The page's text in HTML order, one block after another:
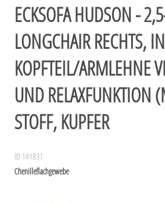
ECKSOFA HUDSON -
LONGCHAIR RECHTS,
KOPFTEIL/ARMLEHNE
UND RELAXFUNKTION
STOFF, KUPFER
ID 141831
Chenilleflachgewebe